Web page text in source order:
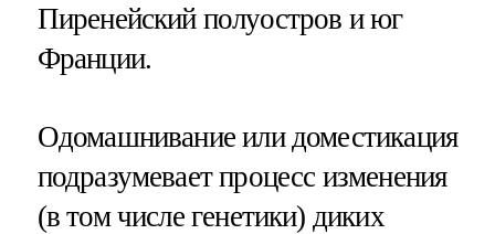
Пиренейский полуостров и юг
Франции.
Одомашнивание или доместикация
подразумевает процесс изменения
(в том числе генетики) диких